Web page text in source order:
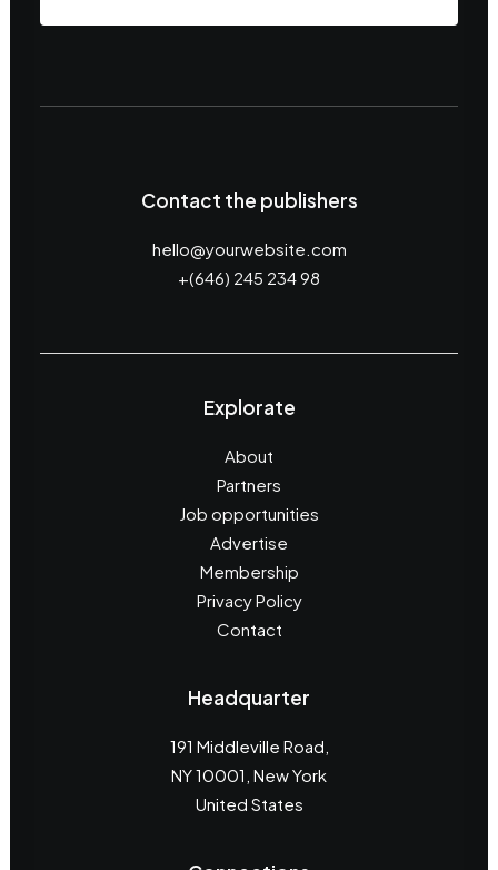
Contact the publishers
hello@yourwebsite.com
+(646) 245 234 98
Explorate
About
Partners
Job opportunities
Advertise
Membership
Privacy Policy
Contact
Headquarter
191 Middleville Road,
NY 10001, New York
United States